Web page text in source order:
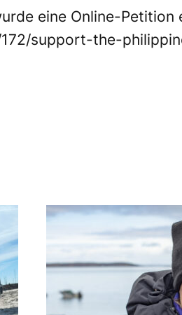
eine Online-Petition
support-the-